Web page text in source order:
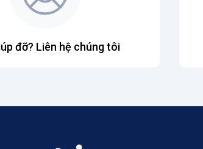
đỡ? Liên hệ chúng tôi